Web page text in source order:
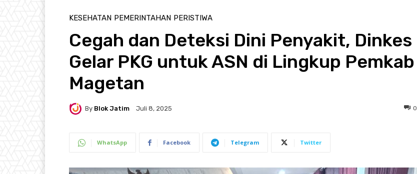
KESEHATAN PEMERINTAHAN PERISTIWA
Cegah dan Deteksi Dini Penyakit, Dinkes
Gelar PKG untuk ASN di Lingkup Pemkab
Magetan
By Blok Jatim Juli 8, 2025 0
WhatsApp Facebook Telegram Twitter